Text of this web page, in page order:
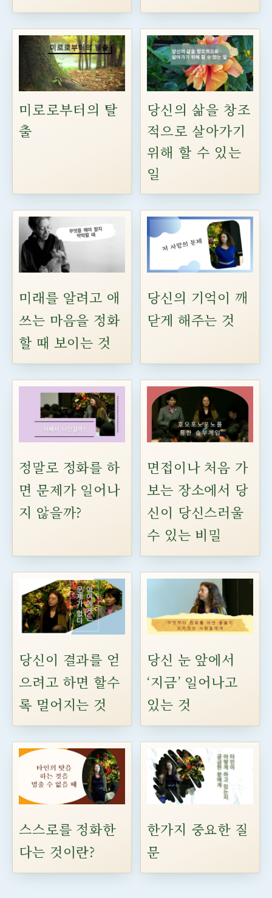
미로로부터의 탈
출
당신의 삶을 창조
적으로 살아가기
위해 할 수 있는
일
미래를 알려고 애
쓰는 마음을 정화
할 때 보이는 것
당신의 기억이 깨
닫게 해주는 것
정말로 정화를 하
면 문제가 일어나
지 않을까?
면접이나 처음 가
보는 장소에서 당
신이 당신스러울
수 있는 비밀
당신이 결과를 얻
으려고 하면 할수
록 멀어지는 것
당신 눈 앞에서
‘지금’ 일어나고
있는 것
스스로를 정화한
다는 것이란?
한가지 중요한 질
문